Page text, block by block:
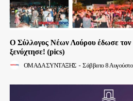
Ο Σύλλογος Νέων Λούρου έδωσε
ξενύχτησε! (pics)
ΟΜΑΔΑ ΣΥΝΤΑΞΗΣ - Σάββατο 8